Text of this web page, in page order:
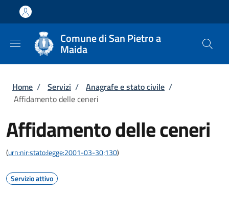
Salta al contenuto principale
Skip to footer content
Comune di San Pietro a
Maida
Briciole di pane
Home / Servizi / Anagrafe e stato civile /
Affidamento delle ceneri
Affidamento delle ceneri
(urn:nir:stato:legge:2001-03-30;130)
Servizio attivo